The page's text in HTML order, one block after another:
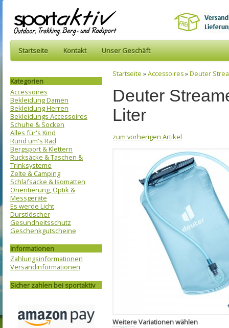
Startseite Kontakt Unser Geschäft
Startseite »Accessoires»Deuter
Deuter
Liter
zum vorherigen Artikel
Weitere Variationen wählen
Kategorien
Accessoires
Bekleidung Damen
Bekleidung Herren
Bekleidungs Accessoires
Schuhe & Socken
Alles für's Kind
Rund um's Rad
Bergsport & Klettern
Rucksäcke & Taschen &
Trinksysteme
Zelte & Camping
Schlafsäcke & Isomatten
Orientierung, Optik &
Messgeräte
Es werde Licht
Durstlöscher
Gesundheitsschutz
Geschenkgutscheine
Informationen
Zahlungsinformationen
Versandinformationen
Sicher zahlen bei sportaktiv